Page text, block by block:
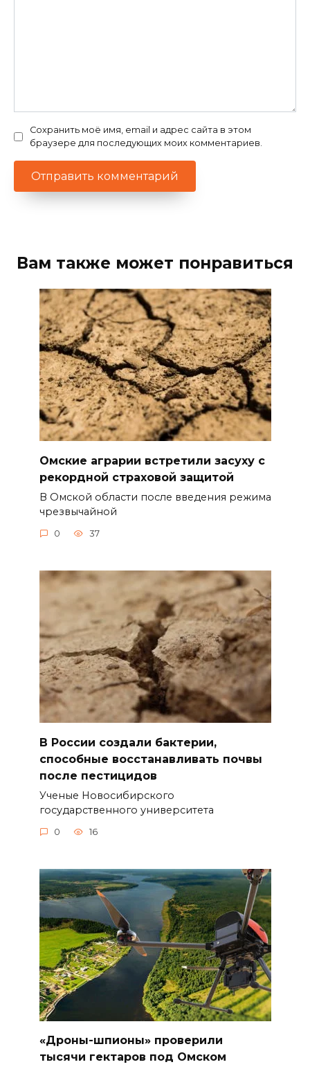
Сохранить моё имя, email и адрес сайта в этом
браузере для последующих моих комментариев.
Вам также может понравиться
Омские аграрии встретили засуху с
рекордной страховой защитой
В Омской области после введения режима
чрезвычайной
0 37
В России создали бактерии,
способные восстанавливать почвы
после пестицидов
Ученые Новосибирского
государственного университета
0 16
«Дроны-шпионы» проверили
тысячи гектаров под Омском